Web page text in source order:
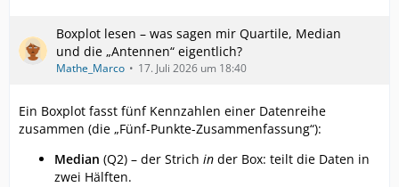
Boxplot lesen – was sagen mir Quartile, Median
und die „Antennen“ eigentlich?
Mathe_Marco 17. Juli 2026 um 18:40
Ein Boxplot fasst fünf Kennzahlen einer Datenreihe
zusammen (die „Fünf-Punkte-Zusammenfassung“):
Median (Q2) – der Strich in der Box: teilt die Daten in
zwei Hälften.